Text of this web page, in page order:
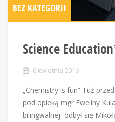
BEZ KATEGORII
Science
6 kwietnia 2016
„Chemistry is fun” Tuż
pod opieką mgr Eweliny
bilingwalnej odbył się